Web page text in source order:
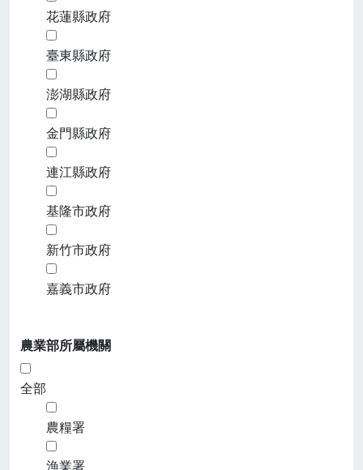
花蓮縣政府
臺東縣政府
澎湖縣政府
金門縣政府
連江縣政府
基隆市政府
新竹市政府
嘉義市政府
農業部所屬機關
全部
農糧署
漁業署